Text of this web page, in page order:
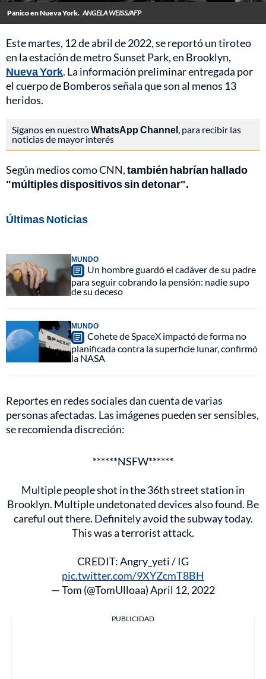
Pánico en Nueva York. ANGELA WEISS/AFP
Este martes, 12 de abril de 2022, se reportó un tiroteo
en la estación de metro Sunset Park, en Brooklyn,
Nueva York. La información preliminar entregada por
el cuerpo de Bomberos señala que son al menos 13
heridos.
Síganos en nuestroWhatsApp Channel, para recibir las
noticias de mayor interés
Según medios como CNN,también habrían hallado
"múltiples dispositivos sin detonar".
Últimas Noticias
MUNDO
Un hombre guardó el cadáver de su padre
para seguir cobrando la pensión: nadie supo
de su deceso
MUNDO
Cohete de SpaceX impactó de forma no
planificada contra la superficie lunar, confirmó
la NASA
Reportes en redes sociales dan cuenta de varias
personas afectadas. Las imágenes pueden ser sensibles,
se recomienda discreción:
******NSFW******
Multiple people shot in the 36th street station in
Brooklyn. Multiple undetonated devices also found. Be
careful out there. Definitely avoid the subway today.
This was a terrorist attack.
CREDIT: Angry_yeti / IG
pic.twitter.com/9XYZcmT8BH
— Tom (@TomUlloaa)April 12, 2022
PUBLICIDAD